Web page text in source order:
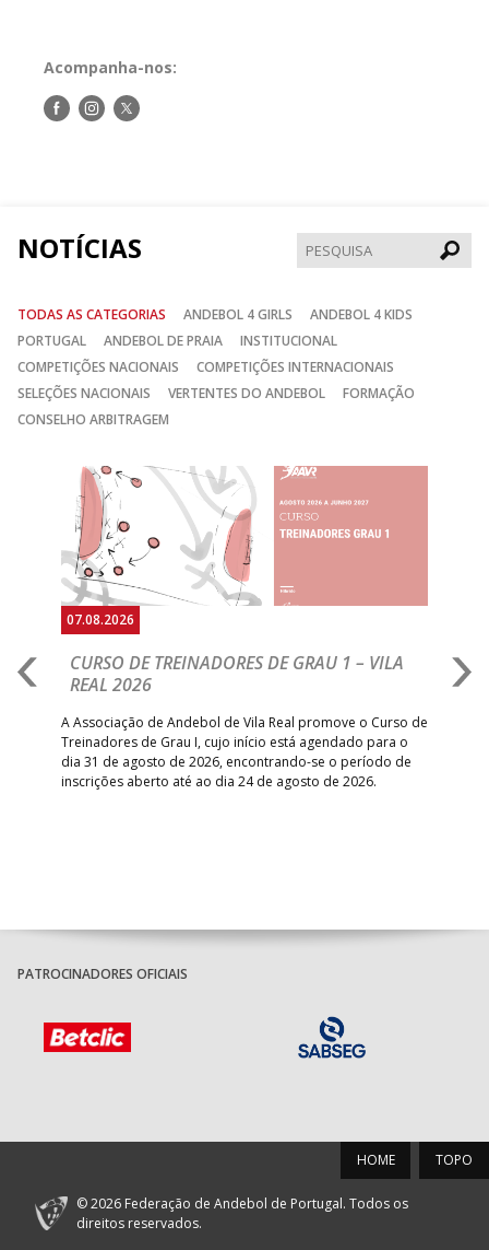
Acompanha-nos:
Siga-Siga-Siga-
NOTÍCIAS
TODAS AS CATEGORIAS ANDEBOL 4 GIRLS
ANDEBOL 4 KIDS
PORTUGAL
ANDEBOL DE PRAIA
INSTITUCIONAL
COMPETIÇÕES NACIONAIS
COMPETIÇÕES INTERNACIONAIS
SELEÇÕES NACIONAIS
VERTENTES DO ANDEBOL
FORMAÇÃO
CONSELHO ARBITRAGEM
07.08.2026
CURSO DE TREINADORES DE GRAU 1 – VILA
REAL 2026
A Associação de Andebol de Vila Real promove o Curso de
Treinadores de Grau I, cujo início está agendado para o
dia 31 de agosto de 2026, encontrando-se o período de
inscrições aberto até ao dia 24 de agosto de 2026.
Anterior
PATROCINADORES OFICIAIS
TOPO
HOME
© 2026 Federação de Andebol de Portugal. Todos os
direitos reservados.